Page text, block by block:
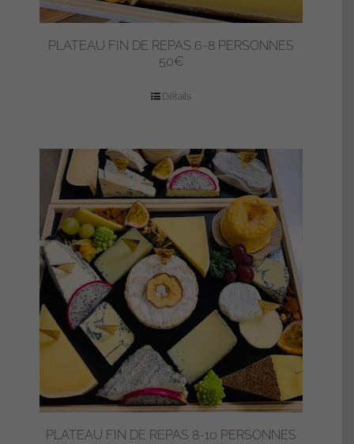
PLATEAU FIN DE REPAS 6-8 PERSONNES
50€
Détails
PLATEAU FIN DE REPAS 8-10 PERSONNES